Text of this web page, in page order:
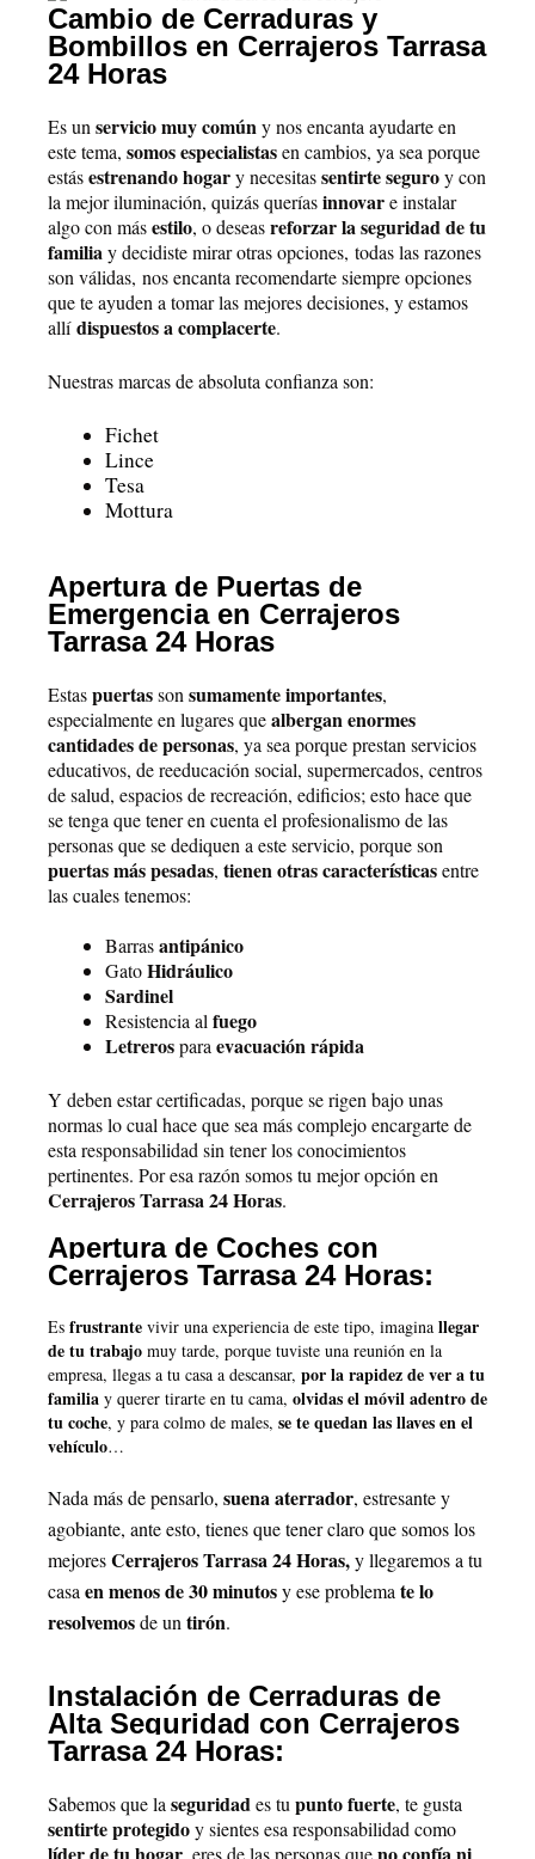
Cambio de Cerraduras y
Bombillos en Cerrajeros Tarrasa
24 Horas
Es un servicio muy común y nos encanta ayudarte en
este tema, somos especialistasen cambios, ya sea porque
estásestrenando hogary necesitassentirte seguroy con
la mejor iluminación, quizás queríasinnovare instalar
algo con másestilo, o deseasreforzar la seguridad de tu
familia y decidiste mirar otras opciones, todas las razones
son válidas, nos encanta recomendarte siempre opciones
que te ayuden a tomar las mejores decisiones, y estamos
allídispuestos a complacerte.
Nuestras marcas de absoluta confianza son:
Fichet
Lince
Tesa
Mottura
Apertura de Puertas de
Emergencia en Cerrajeros
Tarrasa 24 Horas
Estaspuertasson sumamente importantes,
especialmente en lugares quealbergan enormes
cantidades de personas, ya sea porque prestan servicios
educativos, de reeducación social, supermercados, centros
de salud, espacios de recreación, edificios; esto hace que
se tenga que tener en cuenta el profesionalismo de las
personas que se dediquen a este servicio, porque son
puertas más pesadas, tienen otras característicasentre
las cuales tenemos:
Barrasantipánico
GatoHidráulico
Sardinel
Resistencia al fuego
Letrerospara evacuación rápida
Y deben estar certificadas, porque se rigen bajo unas
normas lo cual hace que sea más complejo encargarte de
esta responsabilidad sin tener los conocimientos
pertinentes. Por esa razón somos tu mejor opción en
Cerrajeros Tarrasa 24 Horas.
Apertura de Coches con
Cerrajeros Tarrasa 24 Horas:
Es frustrante vivir una experiencia de este tipo, imagina llegar
de tu trabajo muy tarde, porque tuviste una reunión en la
empresa, llegas a tu casa a descansar, por la rapidez de ver a tu
familia y querer tirarte en tu cama, olvidas el móvil adentro de
tu coche, y para colmo de males, se te quedan las llaves en el
vehículo…
Nada más de pensarlo, suena aterrador, estresante y
agobiante, ante esto, tienes que tener claro que somos los
mejoresCerrajeros Tarrasa 24 Horas,y llegaremos a tu
casa en menos de 30 minutosy ese problema te lo
resolvemosde un tirón.
Instalación de Cerraduras de
Alta Seguridad con Cerrajeros
Tarrasa 24 Horas:
Sabemos que la seguridad es tu punto fuerte, te gusta
sentirte protegidoy sientes esa responsabilidad como
líder de tu hogar , eres de las personas queno confía ni